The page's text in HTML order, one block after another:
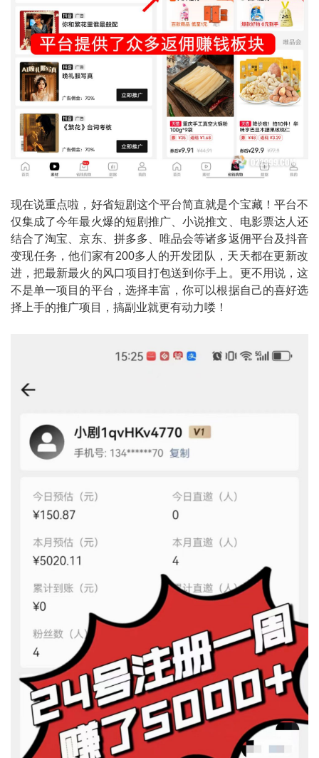
现在说重点啦，好省短剧这个平台简直就是个宝藏！平台不
仅集成了今年最火爆的短剧推广、小说推文、电影票达人还
结合了淘宝、京东、拼多多、唯品会等诸多返佣平台及抖音
变现任务，他们家有200多人的开发团队，天天都在更新改
进，把最新最火的风口项目打包送到你手上。更不用说，这
不是单一项目的平台，选择丰富，你可以根据自己的喜好选
择上手的推广项目，搞副业就更有动力喽！